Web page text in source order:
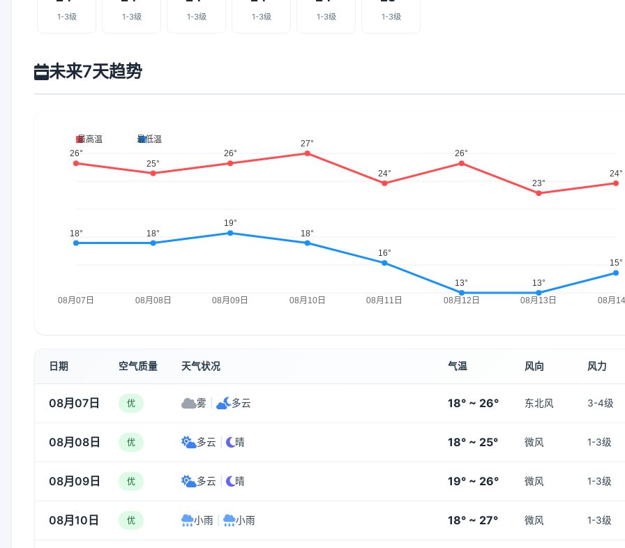
1-3级 1-3级 1-3级 1-3级 1-3级 1-3级
未来7天趋势
日期 空气质量 天气状况 气温 风向 风力
08月07日 优 雾 多云 18° ~ 26° 东北风 3-4级
08月08日 优 多云 晴 18° ~ 25° 微风 1-3级
08月09日 优 多云 晴 19° ~ 26° 微风 1-3级
08月10日 优 小雨 小雨 18° ~ 27° 微风 1-3级